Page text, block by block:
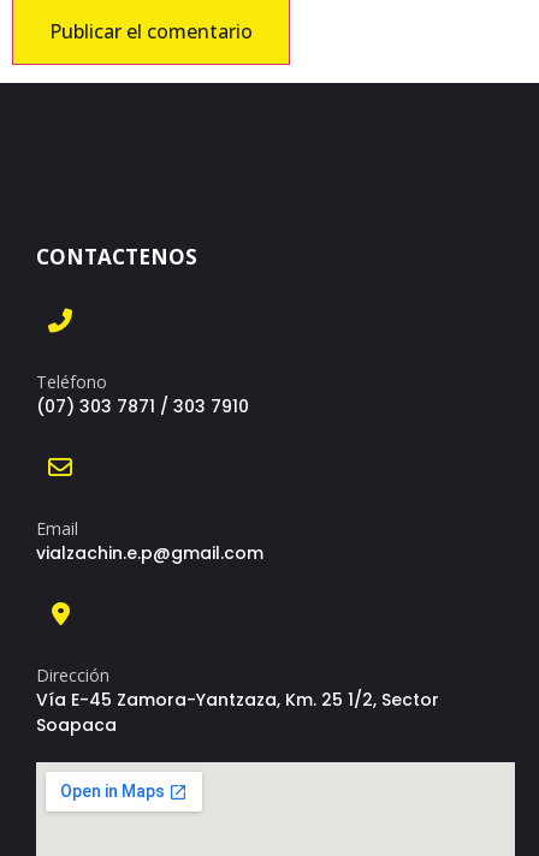
CONTACTENOS
Teléfono
(07) 303 7871 / 303 7910
Email
vialzachin.e.p@gmail.com
Dirección
Vía E-45 Zamora-Yantzaza, Km. 25 1/2, Sector
Soapaca